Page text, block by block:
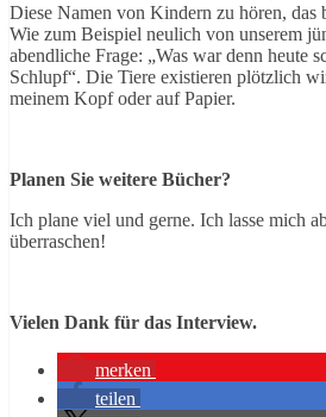
Diese Namen von Kindern zu hören, das
Wie zum Beispiel neulich von unserem
abendliche Frage: „Was war denn heute
Schlupf“. Die Tiere existieren plötzlich
meinem Kopf oder auf Papier.
Planen Sie weitere Bücher?
Ich plane viel und gerne. Ich lasse mich
überraschen!
Vielen Dank für das Interview.
merken
teilen